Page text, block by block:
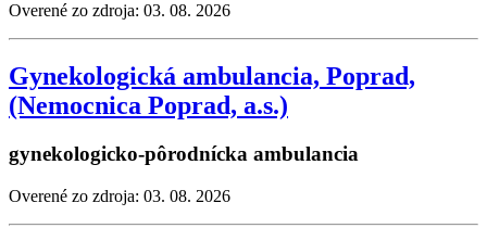
Overené zo zdroja: 03. 08. 2026
Gynekologická ambulancia, Poprad,
(Nemocnica Poprad, a.s.)
gynekologicko-pôrodnícka ambulancia
Overené zo zdroja: 03. 08. 2026